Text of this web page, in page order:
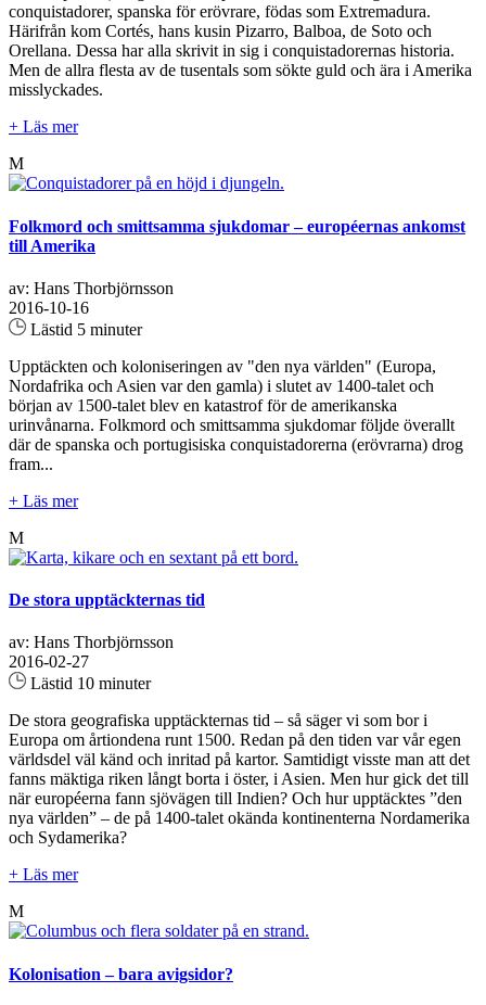
conquistadorer, spanska för erövrare, födas som Extremadura.
Härifrån kom Cortés, hans kusin Pizarro, Balboa, de Soto och
Orellana. Dessa har alla skrivit in sig i conquistadorernas historia.
Men de allra flesta av de tusentals som sökte guld och ära i Amerika
misslyckades.
+ Läs mer
M
Folkmord och smittsamma sjukdomar – européernas ankomst
till Amerika
av: Hans Thorbjörnsson
2016-10-16
Lästid 5 minuter
Upptäckten och koloniseringen av "den nya världen" (Europa,
Nordafrika och Asien var den gamla) i slutet av 1400-talet och
början av 1500-talet blev en katastrof för de amerikanska
urinvånarna. Folkmord och smittsamma sjukdomar följde överallt
där de spanska och portugisiska conquistadorerna (erövrarna) drog
fram...
+ Läs mer
M
De stora upptäckternas tid
av: Hans Thorbjörnsson
2016-02-27
Lästid 10 minuter
De stora geografiska upptäckternas tid – så säger vi som bor i
Europa om årtiondena runt 1500. Redan på den tiden var vår egen
världsdel väl känd och inritad på kartor. Samtidigt visste man att det
fanns mäktiga riken långt borta i öster, i Asien. Men hur gick det till
när européerna fann sjövägen till Indien? Och hur upptäcktes ”den
nya världen” – de på 1400-talet okända kontinenterna Nordamerika
och Sydamerika?
+ Läs mer
M
Kolonisation – bara avigsidor?